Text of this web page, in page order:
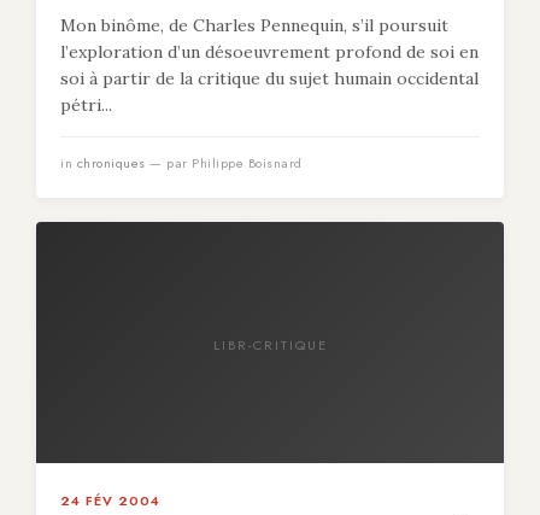
Mon binôme, de Charles Pennequin, s’il poursuit
l’exploration d’un désoeuvrement profond de soi en
soi à partir de la critique du sujet humain occidental
pétri...
in chroniques — par Philippe Boisnard
LIBR-CRITIQUE
24 FÉV 2004